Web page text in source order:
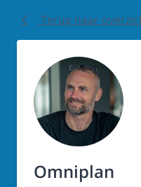
Terug naar
Omniplan